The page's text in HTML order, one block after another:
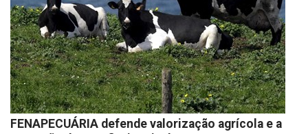
FENAPECUÁRIA defende valorização agrícola e a